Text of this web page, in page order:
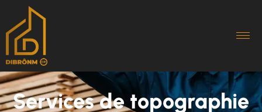
Services de topographie